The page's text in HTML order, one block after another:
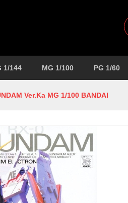
1/144 MG 1/100 PG 1/60
Ver.Ka MG 1/100 BANDAI